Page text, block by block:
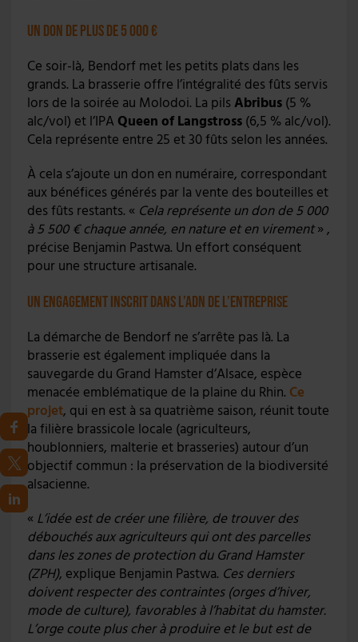
Un don de plus de 5 000 €
Ce soir-là, Bendorf met les petits plats dans les
grands. La brasserie offre l’intégralité des fûts servis
lors de la soirée au Molodoi. La pilsAbribus(5 %
alc/vol) et l’IPA Queen of Langstross (6,5 % alc/vol).
Cela représente entre 25 et 30 fûts selon les années.
À cela s’ajoute un don en numéraire, correspondant
aux bénéfices générés par la vente des bouteilles et
des fûts restants. « Cela représente un don de 5 000
à 5 500 € chaque année, en nature et en virement» ,
précise Benjamin Pastwa. Un effort conséquent
pour une structure artisanale.
Un engagement inscrit dans l’ADN de l’entreprise
La démarche de Bendorf ne s’arrête pas là. La
brasserie est également impliquée dans la
sauvegarde du Grand Hamster d’Alsace, espèce
menacée emblématique de la plaine du Rhin. Ce
projet, qui en est à sa quatrième saison, réunit toute
la filière brassicole locale (agriculteurs,
houblonniers, malterie et brasseries) autour d’un
objectif commun : la préservation de la biodiversité
alsacienne.
« L’idée est de créer une filière, de trouver des
débouchés aux agriculteurs qui ont des parcelles
dans les zones de protection du Grand Hamster
(ZPH), explique Benjamin Pastwa. Ces derniers
doivent respecter des contraintes (orges d’hiver,
mode de culture), favorables à l’habitat du hamster.
L’orge coute plus cher à produire et le but est de